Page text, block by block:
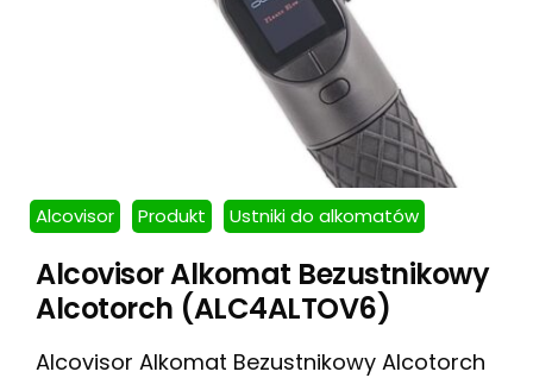
Alcovisor Produkt Ustniki do alkomatów
Alcovisor Alkomat Bezustnikowy
Alcotorch (ALC4ALTOV6)
Alcovisor Alkomat Bezustnikowy Alcotorch